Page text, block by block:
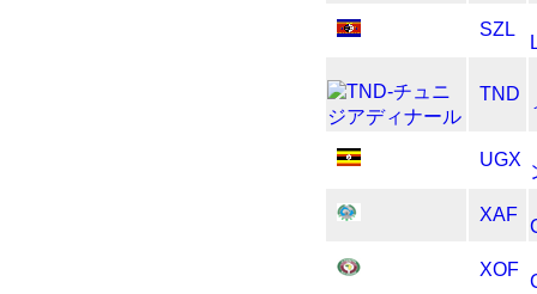
SZL
TND
UGX
XAF
XOF